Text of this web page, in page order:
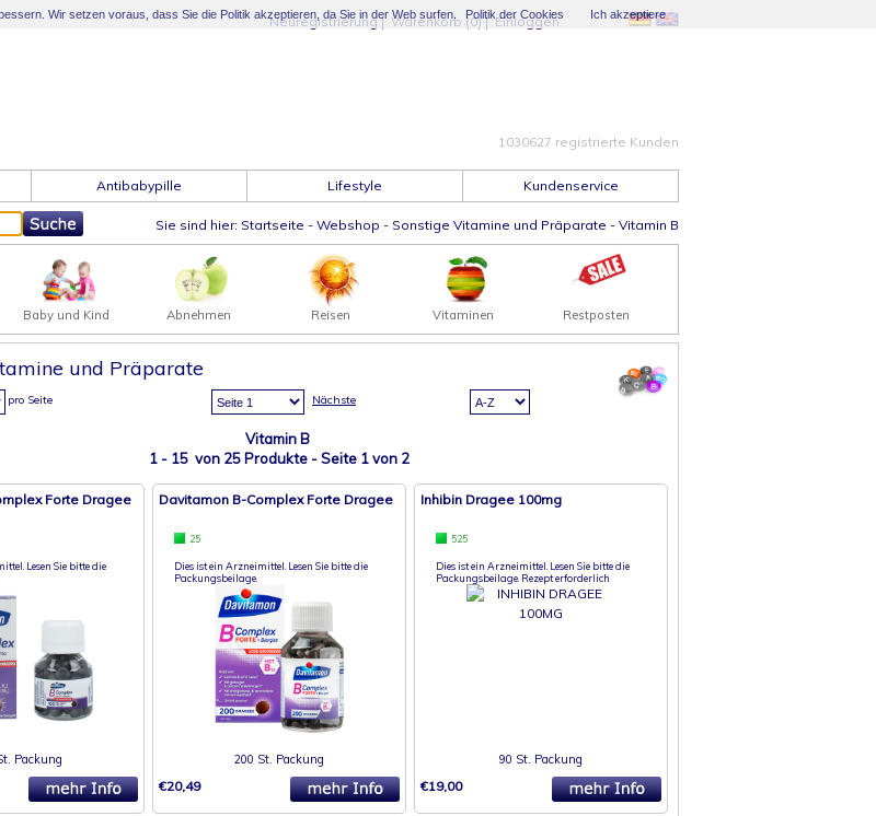
Neuregistrierung| Warenkorb (0)|Einloggen
1030627 registrierte Kunden
Antibabypille Lifestyle Kundenservice
Sie sind hier: Startseite - Webshop - Sonstige Vitamine und Präparate - Vitamin B
Baby und Kind Abnehmen Reisen Vitaminen Restposten
und Präparate
pro Seite Nächste
Vitamin B
1 - 15 von 25 Produkte - Seite 1von 2
Forte Dragee
Lesen Sie bitte die
Packung
Davitamon B-Complex Forte Dragee
25
Dies ist ein Arzneimittel. Lesen Sie bitte die
Packungsbeilage.
200 St. Packung
€20,49
Inhibin Dragee 100mg
525
Dies ist ein Arzneimittel. Lesen Sie bitte die
Packungsbeilage. Rezept erforderlich
90 St. Packung
€19,00
Wir setzen voraus, dass Sie die Politik akzeptieren, da Sie in der Web surfen. Politik der Cookies Ich akzeptiere